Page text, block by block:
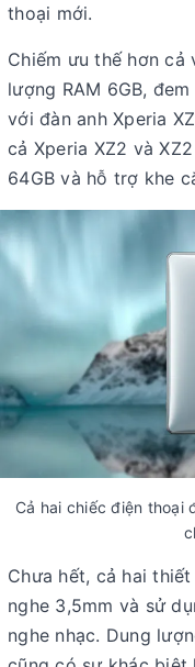
thoại mới.
Chiếm ưu thế hơn cả
lượng RAM 6GB,
với đàn anh Xperia
cả Xperia XZ2 và
64GB và hỗ trợ khe
Cả hai chiếc điện thoại
Chưa hết, cả hai
nghe 3,5mm và sử
nghe nhạc. Dung